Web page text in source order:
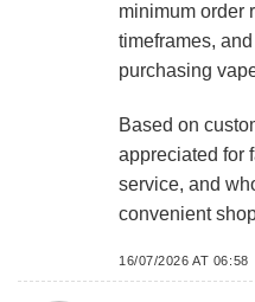
minimum order
timeframes,
purchasing
Based on
appreciated for
service, and
convenient
16/07/2026 AT 06:58